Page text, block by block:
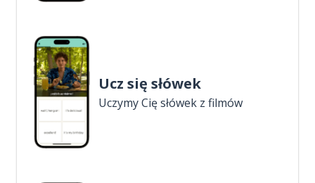
Ucz się słówek
Uczymy Cię słówek z filmów